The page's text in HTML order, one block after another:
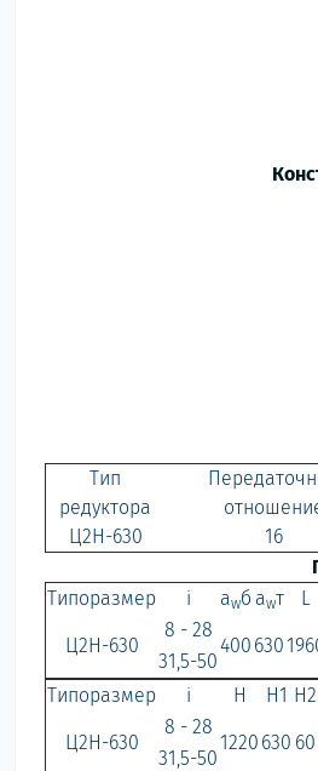
Тип
редуктора
Ц2Н-630
16
Типоразмер
i awб awт L
Ц2Н-630
8 - 28
400 630
31,5-50
Типоразмер
i H H1 H2
Ц2Н-630
8 - 28
1220 630 60
31,5-50